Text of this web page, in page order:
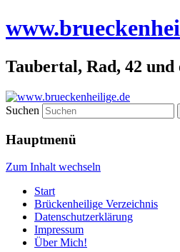
Taubertal, Rad, 42 und
Suchen
Hauptmenü
Zum Inhalt wechseln
Start
Brückenheilige Verzeichnis
Datenschutzerklärung
Impressum
Über Mich!